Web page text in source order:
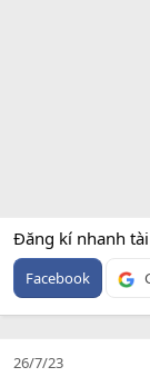
Đăng kí nhanh
Facebook
26/7/23